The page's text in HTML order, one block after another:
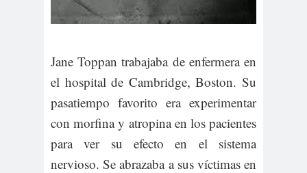
Jane Toppan trabajaba de enfermera en
el hospital de Cambridge, Boston. Su
pasatiempo favorito era experimentar
con morfina y atropina en los pacientes
para ver su efecto en el sistema
nervioso. Se abrazaba a sus víctimas en